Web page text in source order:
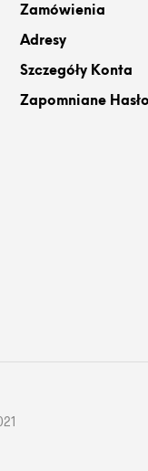
Zamówienia
Adresy
Szczegóły Konta
Zapomniane Hasło